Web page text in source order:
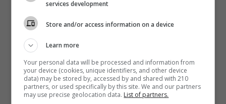
services development
Store and/or access information on a device
Learn more
Your personal data will be processed and information from
your device (cookies, unique identifiers, and other device
data) may be stored by, accessed by and shared with 210
partners, or used specifically by this site. We and our partners
may use precise geolocation data. List of partners.